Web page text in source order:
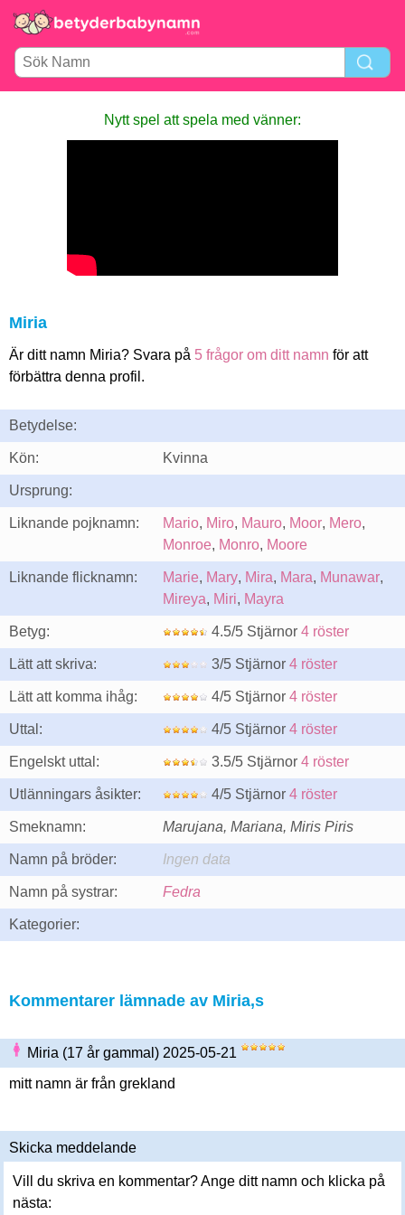
Nytt spel att spela med vänner:
Miria
Är ditt namn Miria? Svara på 5 frågor om ditt namn för att
förbättra denna profil.
Betydelse:
Kön: Kvinna
Ursprung:
Liknande pojknamn: Mario, Miro, Mauro, Moor, Mero,
Monroe, Monro, Moore
Liknande flicknamn: Marie, Mary, Mira, Mara, Munawar,
Mireya, Miri, Mayra
Betyg: 4.5/5 Stjärnor 4 röster
Lätt att skriva: 3/5 Stjärnor 4 röster
Lätt att komma ihåg: 4/5 Stjärnor 4 röster
Uttal: 4/5 Stjärnor 4 röster
Engelskt uttal: 3.5/5 Stjärnor 4 röster
Utlänningars åsikter: 4/5 Stjärnor 4 röster
Smeknamn: Marujana, Mariana, Miris Piris
Namn på bröder: Ingen data
Namn på systrar: Fedra
Kategorier:
Kommentarer lämnade av Miria,s
Miria (17 år gammal) 2025-05-21
mitt namn är från grekland
Skicka meddelande
Vill du skriva en kommentar? Ange ditt namn och klicka på
nästa: